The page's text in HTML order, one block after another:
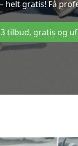
gratis! Få
tilbud, gratis og